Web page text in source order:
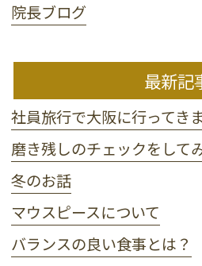
院長ブログ
最新記
社員旅行で大阪に行ってき
磨き残しのチェックをして
冬のお話
マウスピースについて
バランスの良い食事とは？